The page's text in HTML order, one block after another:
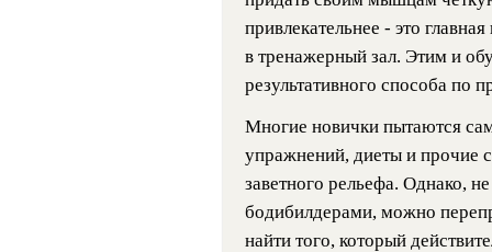
привлекательнее - это
в тренажерный зал. Этим и
результативного способа
Многие новички пытаются
упражнений, диеты и прочие
заветного рельефа. Однако,
бодибилдерами, можно
найти того, который